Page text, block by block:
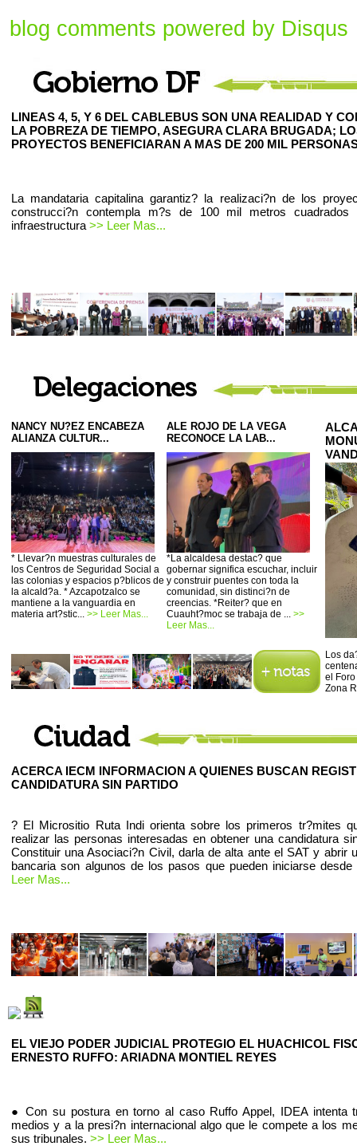
blog comments powered by Disqus
LINEAS 4, 5, Y 6 DEL CABLEBUS SON UNA REALIDAD Y
LA POBREZA DE TIEMPO, ASEGURA CLARA BRUGADA;
PROYECTOS BENEFICIARAN A MAS DE 200 MIL
La mandataria capitalina garantiz? la realizaci?n de los
construcci?n contempla m?s de 100 mil metros cuadrados
infraestructura >> Leer Mas...
NANCY NU?EZ ENCABEZA
ALIANZA CULTUR...
* Llevar?n muestras culturales de
los Centros de Seguridad Social a
las colonias y espacios p?blicos de
la alcald?a. * Azcapotzalco se
mantiene a la vanguardia en
materia art?stic... >> Leer Mas...
ALE ROJO DE LA VEGA
RECONOCE LA LAB...
*La alcaldesa destac? que
gobernar significa escuchar, incluir
y construir puentes con toda la
comunidad, sin distinci?n de
creencias. *Reiter? que en
Cuauht?moc se trabaja de ... >>
Leer Mas...
Los
el
Zona
ACERCA IECM INFORMACION A QUIENES BUSCAN
CANDIDATURA SIN PARTIDO
? El Micrositio Ruta Indi orienta sobre los primeros tr?mites
realizar las personas interesadas en obtener una candidatura
Constituir una Asociaci?n Civil, darla de alta ante el SAT y abrir
bancaria son algunos de los pasos que pueden iniciarse
Leer Mas...
EL VIEJO PODER JUDICIAL PROTEGIO EL HUACHICOL
ERNESTO RUFFO: ARIADNA MONTIEL REYES
● Con su postura en torno al caso Ruffo Appel, IDEA intenta
medios y a la presi?n internacional algo que le compete a los
sus tribunales. >> Leer Mas...